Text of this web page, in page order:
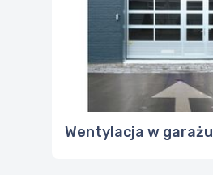
Wentylacja w garażu